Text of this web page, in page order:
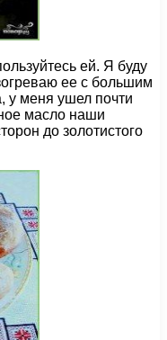
ей. Я буду
ее с большим
у меня ушел почти
масло наши
до золотистого